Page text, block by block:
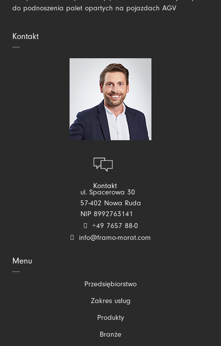
Menu
Przedsiębiorstwo
Zakres usług
Produkty
Branże
do podnoszenia palet opartych na pojazdach AGV
Kontakt
Kontakt
ul. Spacerowa 30
57-402 Nowa Ruda
NIP 8992763141
+49 7657 88-0
info@framo-morat.com